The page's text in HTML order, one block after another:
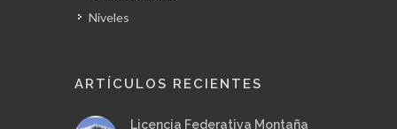
Niveles
ARTÍCULOS RECIENTES
Licencia Federativa Montaña